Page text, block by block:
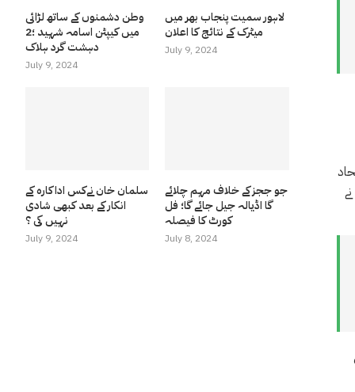
وطن دشمنوں کے ساتھ لڑائی
میں کیپٹن اسامہ شہید ؛2
دہشت گرد ہلاک
July 9, 2024
لاہور سمیت پنجاب بھر میں
میٹرک کے نتائج کا اعلان
July 9, 2024
سلمان خان نےکس اداکارہ کے
انکار کے بعد کبھی شادی
نہیں کی ؟
July 9, 2024
جو ججز کے خلاف مہم چلائے
گا اڈیالہ جیل جائے گا؛ فل
کورٹ کا فیصلہ
July 8, 2024